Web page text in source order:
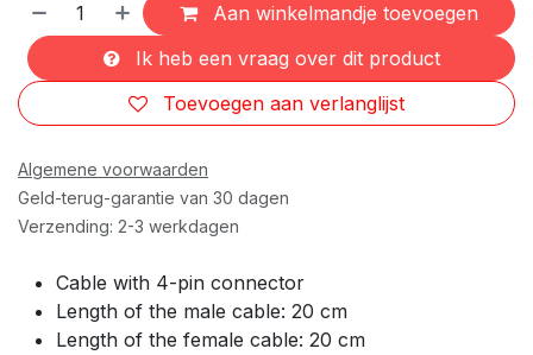
Aan winkelmandje toevoegen
Ik heb een vraag over dit product
Toevoegen aan verlanglijst
Algemene voorwaarden
Geld-terug-garantie van 30 dagen
Verzending: 2-3 werkdagen
Cable with 4-pin connector
Length of the male cable: 20 cm
Length of the female cable: 20 cm